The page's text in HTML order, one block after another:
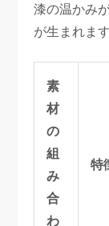
漆の温かみ
が生まれます
素
材
の
組
み
合
わ
特